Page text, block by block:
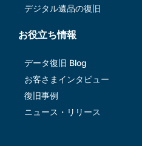
デジタル遺品の復旧
お役立ち情報
データ復旧 Blog
お客さまインタビュー
復旧事例
ニュース・リリース